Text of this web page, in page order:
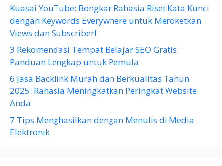
Kuasai YouTube: Bongkar Rahasia Riset Kata Kunci
dengan Keywords Everywhere untuk Meroketkan
Views dan Subscriber!
3 Rekomendasi Tempat Belajar SEO Gratis:
Panduan Lengkap untuk Pemula
6 Jasa Backlink Murah dan Berkualitas Tahun
2025: Rahasia Meningkatkan Peringkat Website
Anda
7 Tips Menghasilkan dengan Menulis di Media
Elektronik